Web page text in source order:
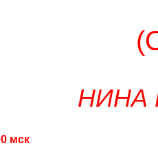
мск
НИНА